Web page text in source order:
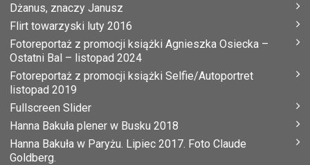
Dżanus, znaczy Janusz
Flirt towarzyski luty 2016
Fotoreportaż z promocji książki Agnieszka Osiecka –
Ostatni Bal – listopad 2024
Fotoreportaż z promocji książki Selfie/Autoportret
listopad 2019
Fullscreen Slider
Hanna Bakuła plener w Busku 2018
Hanna Bakuła w Paryżu. Lipiec 2017. Foto Claude
Goldberg.